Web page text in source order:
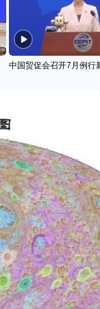
中国贸促会召开7月例行